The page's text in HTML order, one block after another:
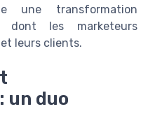
une transformation
les marketeurs
leurs clients.
un duo